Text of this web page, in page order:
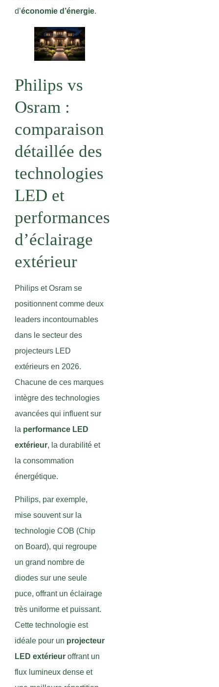
d’économie d’énergie.
Philips vs
Osram :
comparaison
détaillée des
technologies
LED et
performances
d’éclairage
extérieur
Philips et Osram se
positionnent comme deux
leaders incontournables
dans le secteur des
projecteurs LED
extérieurs en 2026.
Chacune de ces marques
intègre des technologies
avancées qui influent sur
la performance LED
extérieur, la durabilité et
la consommation
énergétique.
Philips, par exemple,
mise souvent sur la
technologie COB (Chip
on Board), qui regroupe
un grand nombre de
diodes sur une seule
puce, offrant un éclairage
très uniforme et puissant.
Cette technologie est
idéale pour un projecteur
LED extérieur offrant un
flux lumineux dense et